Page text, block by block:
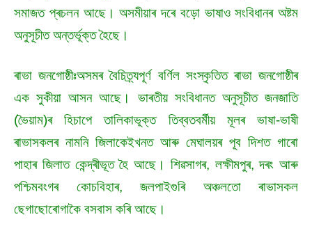
সমাজত প্ৰচলন আছে। অসমীয়াৰ দৰে বড়ো ভাষাও সংবিধানৰ অষ্টম
অনুসূচীত অন্তৰ্ভূক্ত হৈছে।
ৰাভা জনগোষ্ঠীঃঅসমৰ বৈচিত্ৰ্যপূৰ্ণ বৰ্ণিল সংস্কৃতিত ৰাভা জনগোষ্ঠীৰ
এক সুকীয়া আসন আছে। ভাৰতীয় সংবিধানত অনুসূচীত জনজাতি
(ভৈয়াম)ৰ হিচাপে তালিকাভূক্ত তিব্বতবৰ্মীয় মূলৰ ভাষা-ভাষী
ৰাভাসকলৰ নামনি জিলাকেইখনত আৰু মেঘালয়ৰ পূব দিশত গাৰো
পাহাৰ জিলাত কেন্দ্ৰীভূত হৈ আছে। শিৱসাগৰ, লক্ষীমপুৰ, দৰং আৰু
পশ্চিমবংগৰ কোচবিহাৰ, জলপাইগুৰি অঞ্চলতো ৰাভাসকল
ছেগাছোৰোগাকৈ বসবাস কৰি আছে।